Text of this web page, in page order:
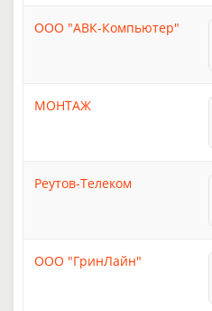
ООО "АВК-Компьютер"
МОНТАЖ
Реутов-Телеком
ООО "ГринЛайн"